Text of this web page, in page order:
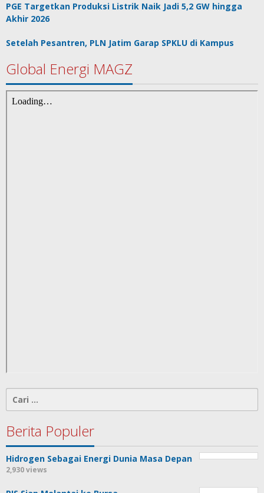
PGE Targetkan Produksi Listrik Naik Jadi 5,2 GW hingga
Akhir 2026
Setelah Pesantren, PLN Jatim Garap SPKLU di Kampus
Global Energi MAGZ
untuk:
Berita Populer
Hidrogen Sebagai Energi Dunia Masa Depan
2,930 views